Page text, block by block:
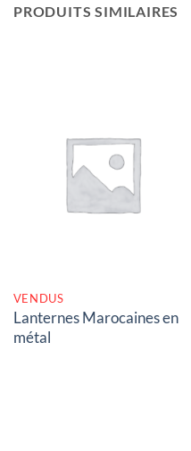
PRODUITS SIMILAIRES
RUPTURE DE STOCK
VENDUS
Lanternes Marocaines en
métal